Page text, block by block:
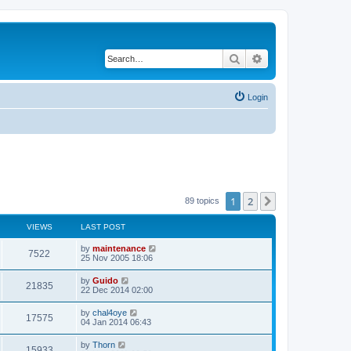
Search
Login
89 topics 1 2
VIEWS LAST POST
7522 by maintenance
25 Nov 2005 18:06
21835 by Guido
22 Dec 2014 02:00
17575 by chal4oye
04 Jan 2014 06:43
by Thorn